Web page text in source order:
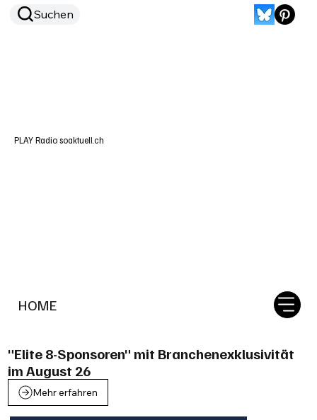
HOME
Suchen
PLAY Radio soaktuell.ch
"Elite 8-Sponsoren" mit Branchenexklusivität
im August 26
Mehr erfahren